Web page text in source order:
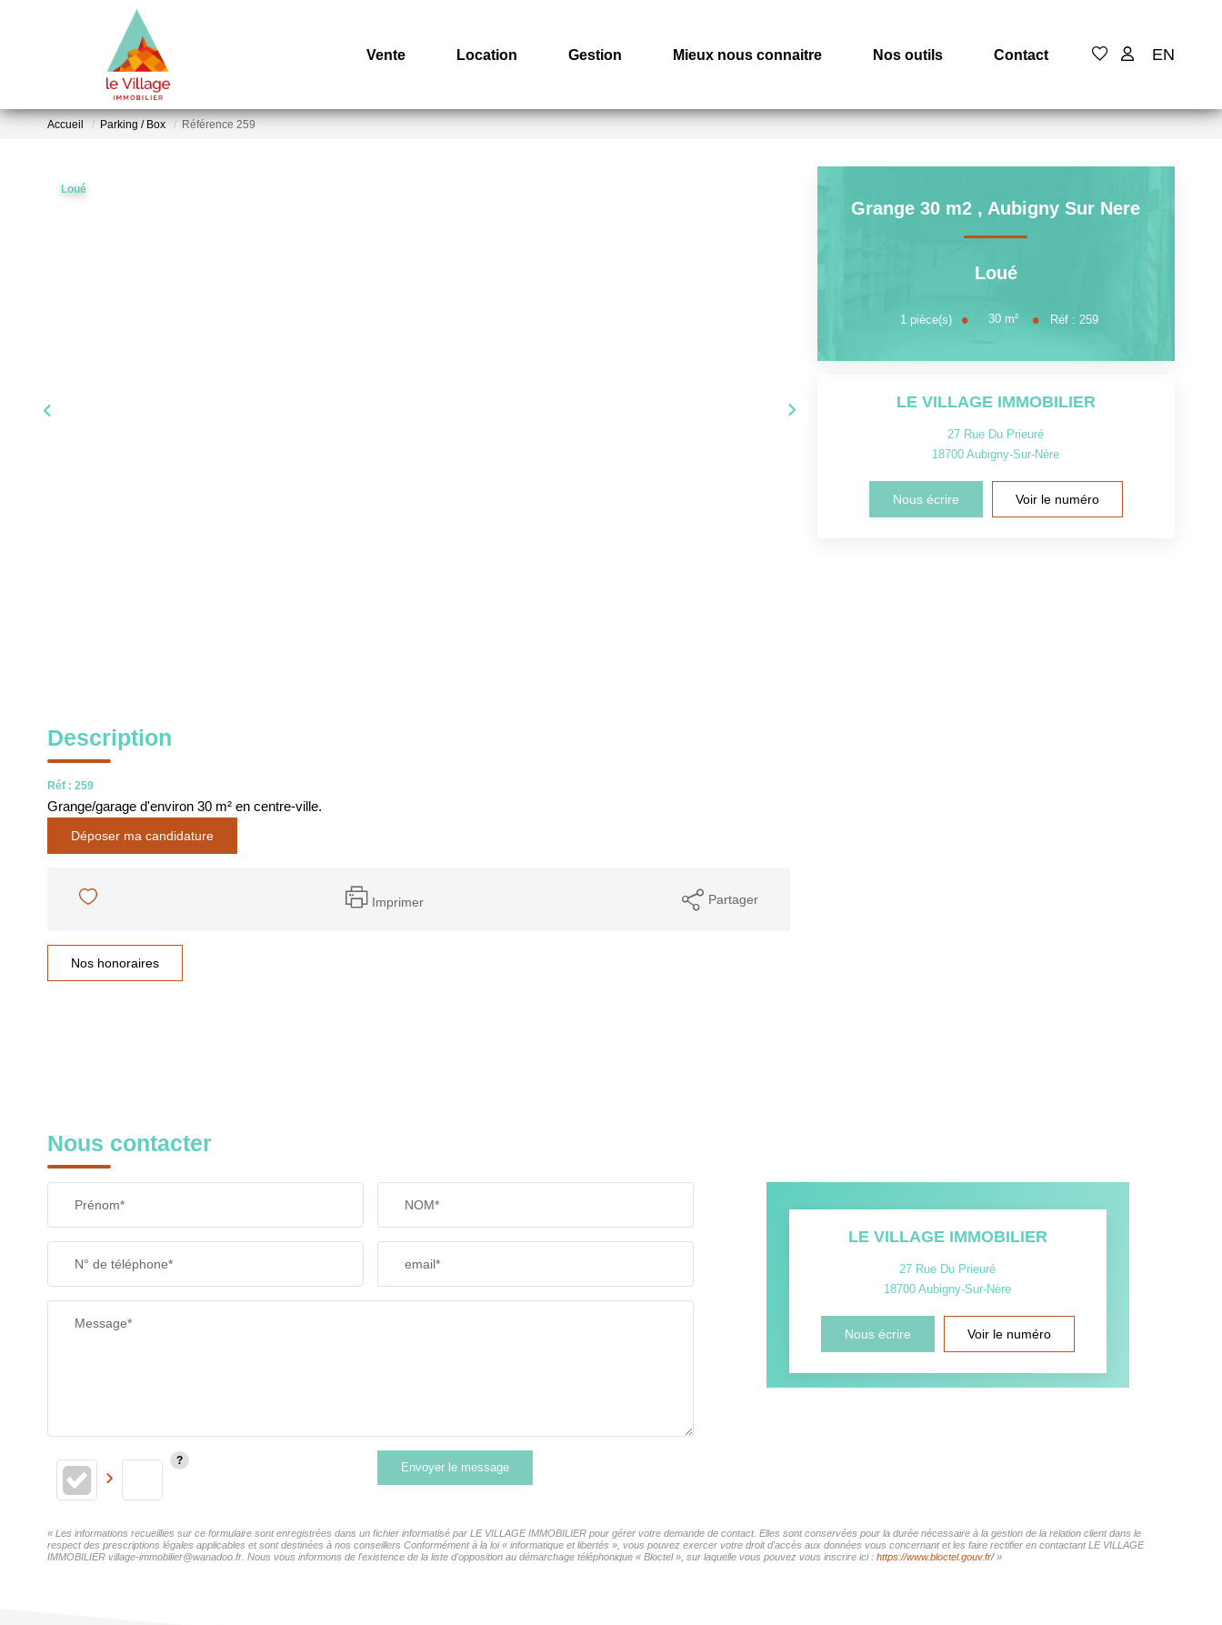
Vente Location Gestion Mieux nous connaitre Nos outils Contact EN
Accueil Parking / Box Référence 259
Loué
Description
Réf : 259
Grange/garage d'environ 30 m² en centre-ville.
Déposer ma candidature
Imprimer Partager
Nos honoraires
Grange 30 m2 , Aubigny Sur Nere
Loué
1 pièce(s) 30 m² Réf : 259
LE VILLAGE IMMOBILIER
27 Rue Du Prieuré
18700Aubigny-Sur-Nère
Nous écrire Voir le numéro
Nous contacter
Prénom* NOM*
N° de téléphone* email*
Message*
Envoyer le message
LE VILLAGE IMMOBILIER
27 Rue Du Prieuré
18700Aubigny-Sur-Nère
Nous écrire Voir le numéro
« Les informations recueillies sur ce formulaire sont enregistrées dans un fichier informatisé par LE VILLAGE IMMOBILIER pour gérer votre demande de contact. Elles sont conservées pour la durée nécessaire à la gestion de la relation client dans le
respect des prescriptions légales applicables et sont destinées à nos conseillers Conformément à la loi « informatique et libertés », vous pouvez exercer votre droit d'accès aux données vous concernant et les faire rectifier en contactant LE VILLAGE
IMMOBILIER village-immobilier@wanadoo.fr. Nous vous informons de l'existence de la liste d'opposition au démarchage téléphonique « Bloctel », sur laquelle vous pouvez vous inscrire ici : https://www.bloctel.gouv.fr/»